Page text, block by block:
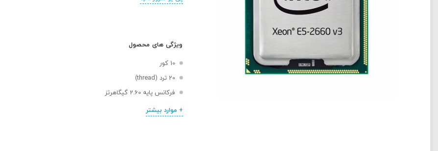
ویژگی های محصول
10 کور
20 ترد (thread)
فرکانس پایه 2.60 گیگاهرتز
+ موارد بیشتر